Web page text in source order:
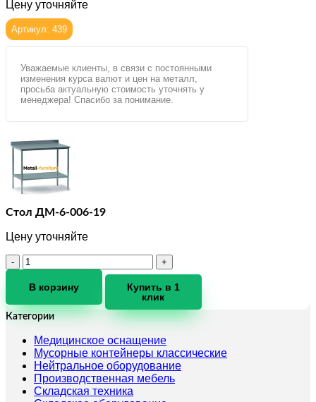
Цену уточняйте
Артикул: 439
Уважаемые клиенты, в связи с постоянными
изменения курса валют и цен на металл,
просьба актуальную стоимость уточнять у
менеджера! Спасибо за понимание.
Стол ДМ-6-006-19
Цену уточняйте
Количество
товара
Стол
006-
19
В корзину
Купить в 1
клик
Категории
Медицинское оснащение
Мусорные контейнеры классические
Нейтральное оборудование
Производственная мебель
Складская техника